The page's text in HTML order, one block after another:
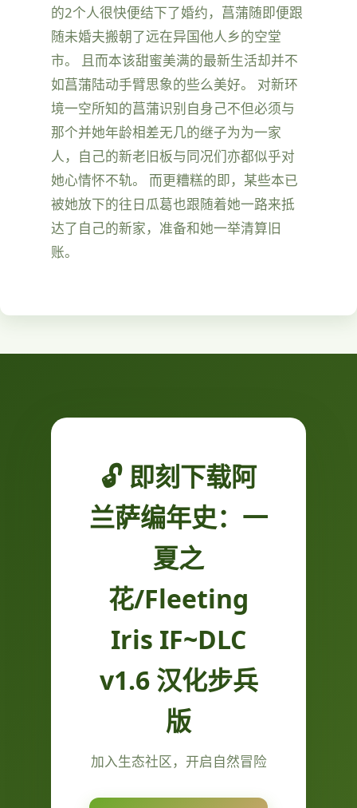
的2个人很快便结下了婚约，菖蒲随即便跟
随未婚夫搬朝了远在异国他人乡的空堂
市。 且而本该甜蜜美满的最新生活却并不
如菖蒲陆动手臂思象的些么美好。 对新环
境一空所知的菖蒲识别自身己不但必须与
那个并她年龄相差无几的继子为为一家
人，自己的新老旧板与同况们亦都似乎对
她心情怀不轨。 而更糟糕的即，某些本已
被她放下的往日瓜葛也跟随着她一路来抵
达了自己的新家，准备和她一举清算旧
账。
🔓 即刻下载阿
兰萨编年史：一
夏之
花/Fleeting
Iris IF~DLC
v1.6 汉化步兵
版
加入生态社区，开启自然冒险